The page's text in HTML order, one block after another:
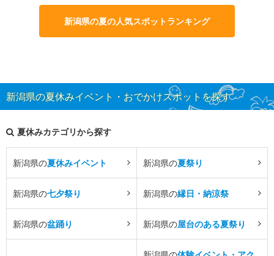
新潟県の夏の人気スポットランキング
新潟県の夏休みイベント・おでかけスポットを探す
夏休みカテゴリから探す
新潟県の夏休みイベント 新潟県の夏祭り
新潟県の七夕祭り 新潟県の縁日・納涼祭
新潟県の盆踊り 新潟県の屋台のある夏祭り